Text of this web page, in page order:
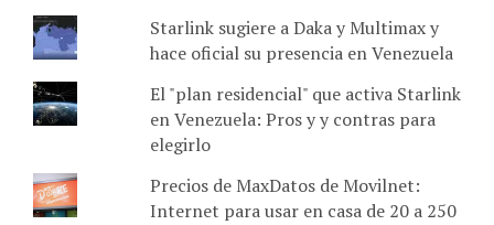
Starlink sugiere a Daka y Multimax y
hace oficial su presencia en Venezuela
El "plan residencial" que activa Starlink
en Venezuela: Pros y y contras para
elegirlo
Precios de MaxDatos de Movilnet:
Internet para usar en casa de 20 a 250